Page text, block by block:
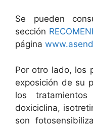
Se pueden
sección
página
Por otro lado, los
exposición de su
los
doxiciclina,
son